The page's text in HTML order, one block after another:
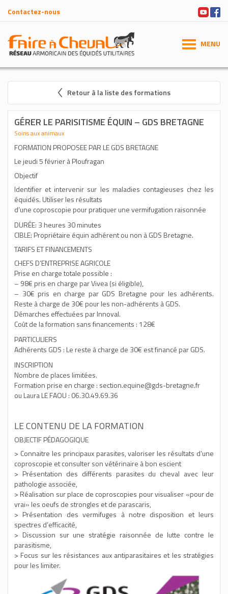
Contactez-nous
MENU
Retour à la liste des formations
GÉRER LE PARISITISME ÉQUIN – GDS BRETAGNE
Soins aux animaux
FORMATION PROPOSEE PAR LE GDS BRETAGNE
Le jeudi 5 février à Ploufragan
Objectif
Identifier et intervenir sur les maladies contagieuses chez les
équidés. Utiliser les résultats
d’une coproscopie pour pratiquer une vermifugation raisonnée
DURÉE: 3 heures 30 minutes
CIBLE: Propriétaire équin adhérent ou non à GDS Bretagne.
TARIFS ET FINANCEMENTS
CHEFS D’ENTREPRISE AGRICOLE
Prise en charge totale possible :
– 98€ pris en charge par Vivea (si éligible),
– 30€ pris en charge par GDS Bretagne pour les adhérents.
Reste à charge de 30€ pour les non-adhérents à GDS.
Démarches effectuées par Innoval.
Coût de la formation sans financements : 128€
PARTICULIERS
Adhérents GDS : Le reste à charge de 30€ est financé par GDS.
INSCRIPTION
Nombre de places limitées.
Formation prise en charge : section.equine@gds-bretagne.fr
ou Laura LE FAOU : 06.30.49.69.36
LE CONTENU DE LA FORMATION
OBJECTIF PÉDAGOGIQUE
> Connaitre les principaux parasites, valoriser les résultats d’une
coproscopie et consulter son vétérinaire à bon escient
> Présentation des différents parasites du cheval avec leur
pathologie associée,
> Réalisation sur place de coproscopies pour visualiser «pour de
vrai» les oeufs de strongles et de parascaris,
> Présentation des vermifuges à notre disposition et leurs
spectres d’efficacité,
> Discussion sur une stratégie raisonnée de lutte contre le
parasitisme,
> Focus sur les résistances aux antiparasitaires et les stratégies
pour les limiter.